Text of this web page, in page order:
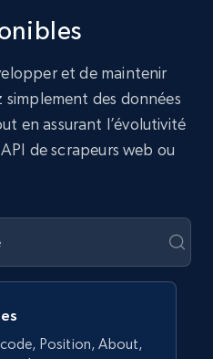
et de maintenir
des données
en assurant l’évolutivité
de scrapeurs web ou
Position, About,